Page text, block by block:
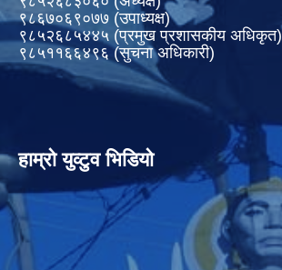
९८६७०६९०७७ (उपाध्यक्ष)
९८५२६८५४४५ (प्रमुख प्रशासकीय अधिकृत)
९८५११६६४९६ (सुचना अधिकारी)
हाम्रो युव्टुव भिडियो